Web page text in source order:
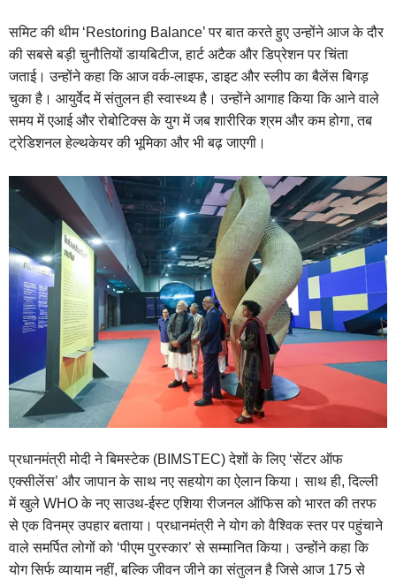
समिट की थीम ‘Restoring Balance’ पर बात करते हुए उन्होंने आज के दौर
की सबसे बड़ी चुनौतियों डायबिटीज, हार्ट अटैक और डिप्रेशन पर चिंता
जताई। उन्होंने कहा कि आज वर्क-लाइफ, डाइट और स्लीप का बैलेंस बिगड़
चुका है। आयुर्वेद में संतुलन ही स्वास्थ्य है। उन्होंने आगाह किया कि आने वाले
समय में एआई और रोबोटिक्स के युग में जब शारीरिक श्रम और कम होगा, तब
ट्रेडिशनल हेल्थकेयर की भूमिका और भी बढ़ जाएगी।
प्रधानमंत्री मोदी ने बिमस्टेक (BIMSTEC) देशों के लिए ‘सेंटर ऑफ
एक्सीलेंस’ और जापान के साथ नए सहयोग का ऐलान किया। साथ ही, दिल्ली
में खुले WHO के नए साउथ-ईस्ट एशिया रीजनल ऑफिस को भारत की तरफ
से एक विनम्र उपहार बताया। प्रधानमंत्री ने योग को वैश्विक स्तर पर पहुंचाने
वाले समर्पित लोगों को ‘पीएम पुरस्कार’ से सम्मानित किया। उन्होंने कहा कि
योग सिर्फ व्यायाम नहीं, बल्कि जीवन जीने का संतुलन है जिसे आज 175 से